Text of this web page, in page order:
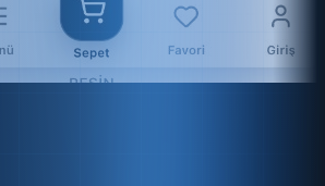
Yönetin